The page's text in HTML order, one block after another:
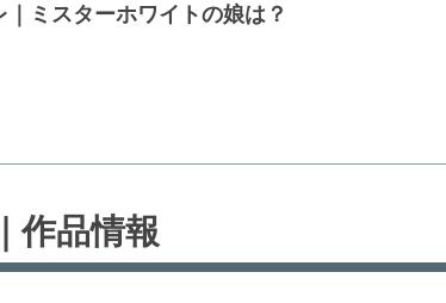
ミスターホワイトの娘は？
作品情報